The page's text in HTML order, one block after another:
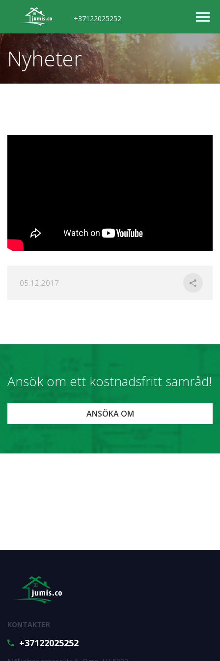
+37122025252
Nyheter
05.12.2017
Ansök om ett kostnadsfritt samråd!
ANSÖKA OM
KONTAKTER
+37122025252